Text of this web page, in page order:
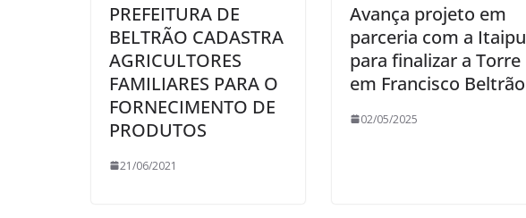
PREFEITURA DE
BELTRÃO CADASTRA
AGRICULTORES
FAMILIARES PARA O
FORNECIMENTO DE
PRODUTOS
21/06/2021
Avança projeto em
parceria com a Itaipu
para finalizar a Torre
em Francisco Beltrão
02/05/2025